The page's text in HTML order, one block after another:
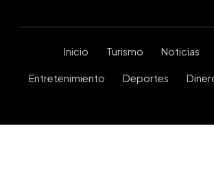
Inicio Turismo Noticias
Entretenimiento Deportes